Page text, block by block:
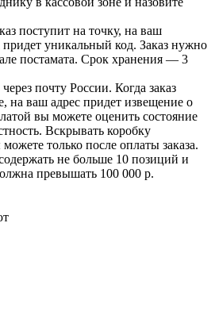
поступит на точку, на ваш
уникальный код. Заказ нужно
постамата. Срок хранения — 3
почту России. Когда заказ
на ваш адрес придет извещение о
вы можете оценить состояние
Вскрывать коробку
только после оплаты заказа.
не больше 10 позиций и
превышать 100 000 р.